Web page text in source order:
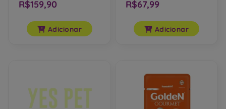
R$159,90
Adicionar
R$67,99
Adicionar